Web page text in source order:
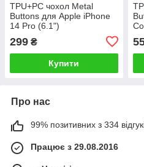
TPU+PC чохол Metal
Buttons для Apple iPhone
14 Pro (6.1")
299 ₴
Купити
Про нас
99% позитивних з 334
Працює з 29.08.2016